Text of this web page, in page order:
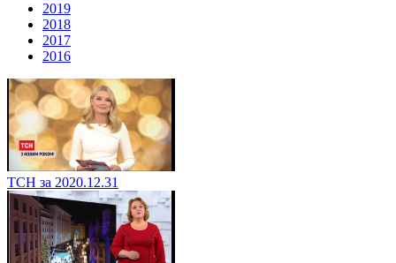
2019
2018
2017
2016
ТСН за 2020.12.31